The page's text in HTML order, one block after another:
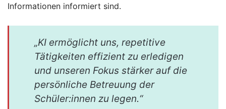
Informationen informiert sind.
„KI ermöglicht uns, repetitive
Tätigkeiten effizient zu erledigen
und unseren Fokus stärker auf die
persönliche Betreuung der
Schüler:innen zu legen.“